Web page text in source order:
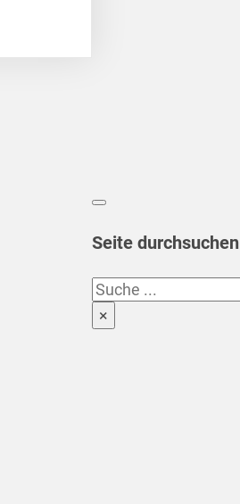
Seite durchsuchen
Suchen
×